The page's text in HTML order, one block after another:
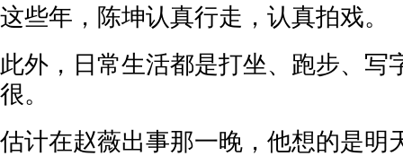
这些年，陈坤认真行走，认真拍戏。
此外，日常生活都是打坐、跑步、
很。
估计在赵薇出事那一晚，他想的是明